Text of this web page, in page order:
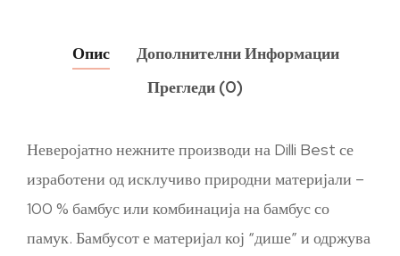
Опис
Дополнителни Информации
Прегледи (0)
Неверојатно нежните производи на Dilli Best се
изработени од исклучиво природни материјали –
100 % бамбус или комбинација на бамбус со
памук. Бамбусот е материјал кој “дише” и одржува